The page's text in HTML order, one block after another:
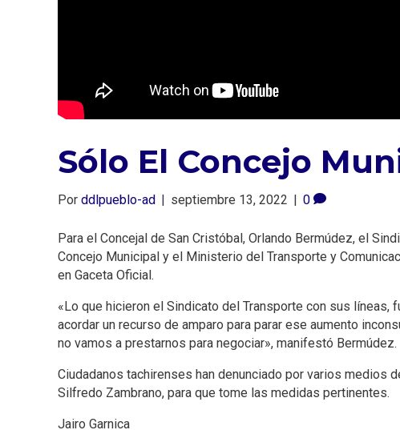
Sólo El Concejo
Por ddlpueblo-ad | septiembre 13, 2022 | 0
Para el Concejal de San Cristóbal, Orlando Bermúdez, el
Concejo Municipal y el Ministerio del Transporte y
en Gaceta Oficial.
«Lo que hicieron el Sindicato del Transporte con sus líneas,
acordar un recurso de amparo para parar ese aumento
no vamos a prestarnos para negociar», manifestó Bermúdez.
Ciudadanos tachirenses han denunciado por varios medios
Silfredo Zambrano, para que tome las medidas pertinentes.
Jairo Garnica